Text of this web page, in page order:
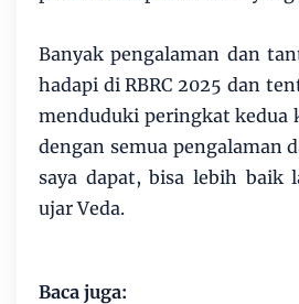
Banyak pengalaman dan
hadapi di RBRC 2025 dan
menduduki peringkat kedua
dengan semua pengalaman
saya dapat, bisa lebih baik
ujar Veda.
Baca juga: